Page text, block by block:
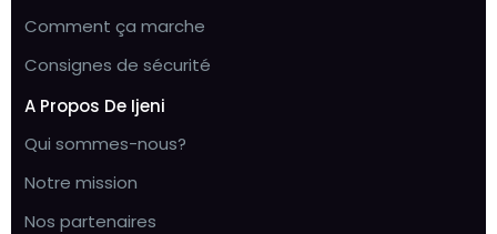
Comment ça marche
Consignes de sécurité
A Propos De Ijeni
Qui sommes-nous?
Notre mission
Nos partenaires